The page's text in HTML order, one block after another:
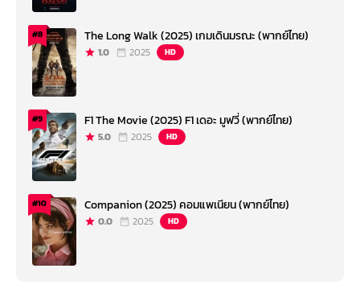
#8 The Long Walk (2025) เกมเดินมรณะ (พากย์ไทย)
1.0 2025 HD
#9 F1 The Movie (2025) F1 เดอะ มูฟวี่ (พากย์ไทย)
5.0 2025 HD
#10 Companion (2025) คอมแพเนียน (พากย์ไทย)
0.0 2025 HD